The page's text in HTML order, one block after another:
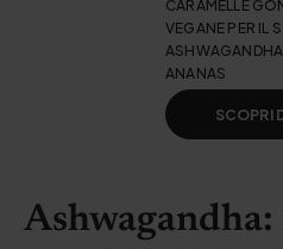
CARAMELLE
VEGANE PER IL
ANANAS
SCOPRI
Ashwagandha: